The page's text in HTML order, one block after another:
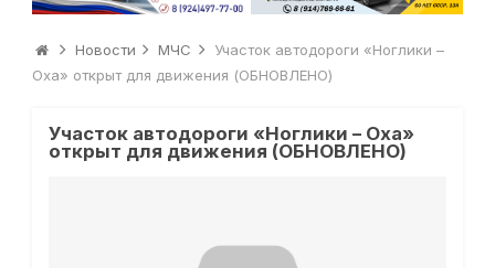
Новости МЧС
Участок автодороги «Ноглики –
Оха» открыт для движения (ОБНОВЛЕНО)
Участок автодороги «Ноглики – Оха»
открыт для движения (ОБНОВЛЕНО)